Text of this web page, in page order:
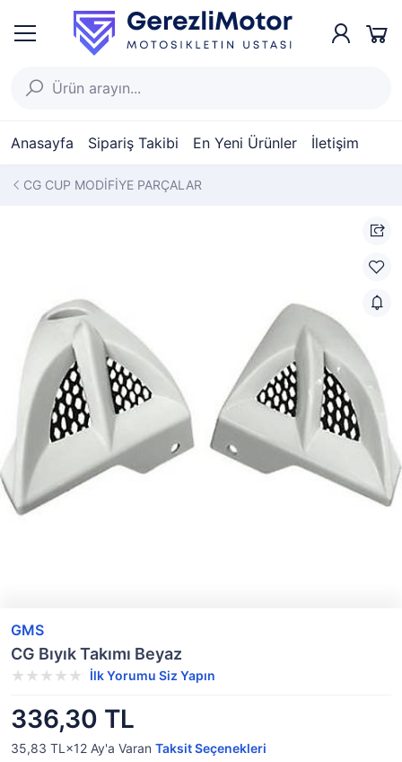
Anasayfa Sipariş Takibi En Yeni Ürünler İletişim
CG CUP MODİFİYE PARÇALAR
GMS
CG Bıyık Takımı Beyaz
İlk Yorumu Siz Yapın
336,30 TL
35,83 TL×12 Ay'a Varan Taksit Seçenekleri